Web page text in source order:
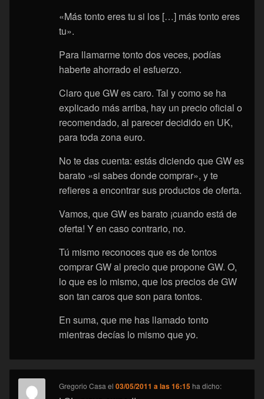
«Más tonto eres tu si los […] más tonto eres
tu».
Para llamarme tonto dos veces, podías
haberte ahorrado el esfuerzo.
Claro que GW es caro. Tal y como se ha
explicado más arriba, hay un precio oficial o
recomendado, al parecer decidido en UK,
para toda zona euro.
No te das cuenta: estás diciendo que GW es
barato «si sabes donde comprar», y te
refieres a encontrar sus productos de oferta.
Vamos, que GW es barato ¡cuando está de
oferta! Y en caso contrario, no.
Tú mismo reconoces que es de tontos
comprar GW al precio que propone GW. O,
lo que es lo mismo, que los precios de GW
son tan caros que son para tontos.
En suma, que me has llamado tonto
mientras decías lo mismo que yo.
Gregorio Casa el03/05/2011 a las 16:15 ha dicho: